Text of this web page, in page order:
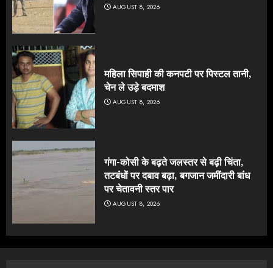
AUGUST 8, 2026
महिला सिपाही की कनपटी पर पिस्टल तानी,
चेन ले उड़े बदमाश
AUGUST 8, 2026
गंगा-कोसी के बढ़ते जलस्तर से बढ़ी चिंता,
तटबंधों पर दबाव बढ़ा, बगजान जमींदारी बांध
पर चेतावनी स्तर पार
AUGUST 8, 2026